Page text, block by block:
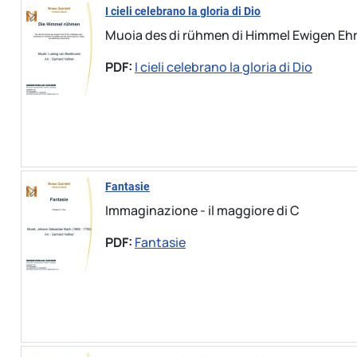
I cieli celebrano la gloria di Dio
Muoia des di rühmen di Himmel Ewigen
PDF: I cieli celebrano la gloria di Dio
Fantasie
Immaginazione - il maggiore di C
PDF: Fantasie